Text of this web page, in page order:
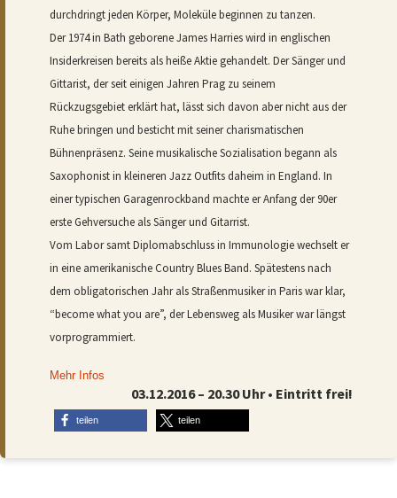
durchdringt jeden Körper, Moleküle beginnen zu tanzen.
Der 1974 in Bath geborene James Harries wird in englischen
Insiderkreisen bereits als heiße Aktie gehandelt. Der Sänger und
Gittarist, der seit einigen Jahren Prag zu seinem
Rückzugsgebiet erklärt hat, lässt sich davon aber nicht aus der
Ruhe bringen und besticht mit seiner charismatischen
Bühnenpräsenz. Seine musikalische Sozialisation begann als
Saxophonist in kleineren Jazz Outfits daheim in England. In
einer typischen Garagenrockband machte er Anfang der 90er
erste Gehversuche als Sänger und Gitarrist.
Vom Labor samt Diplomabschluss in Immunologie wechselt er
in eine amerikanische Country Blues Band. Spätestens nach
dem obligatorischen Jahr als Straßenmusiker in Paris war klar,
“become what you are”, der Lebensweg als Musiker war längst
vorprogrammiert.
Mehr Infos
03.12.2016 – 20.30 Uhr • Eintritt frei!
teilen teilen